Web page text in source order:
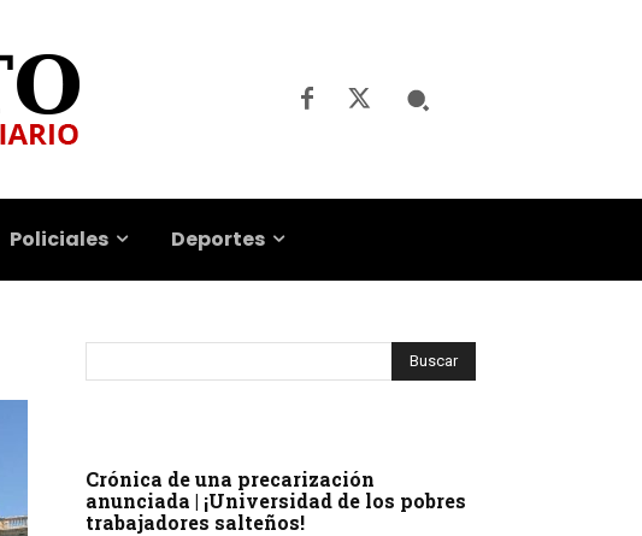
Policiales Deportes
Crónica de una precarización
anunciada | ¡Universidad de los pobres
trabajadores salteños!